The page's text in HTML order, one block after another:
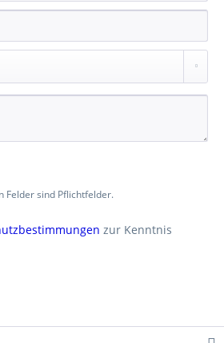
Felder sind Pflichtfelder.
zur Kenntnis